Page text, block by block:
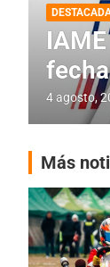
RMC
4 agosto,
Más